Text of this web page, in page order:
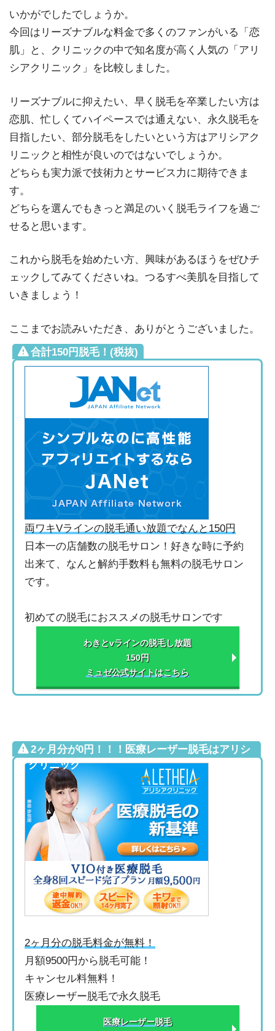
いかがでしたでしょうか。
今回はリーズナブルな料金で多くのファンがいる「恋
肌」と、クリニックの中で知名度が高く人気の「アリ
シアクリニック」を比較しました。
リーズナブルに抑えたい、早く脱毛を卒業したい方は
恋肌、忙しくてハイペースでは通えない、永久脱毛を
目指したい、部分脱毛をしたいという方はアリシアク
リニックと相性が良いのではないでしょうか。
どちらも実力派で技術力とサービス力に期待できま
す。
どちらを選んでもきっと満足のいく脱毛ライフを過ご
せると思います。
これから脱毛を始めたい方、興味があるほうをぜひチ
ェックしてみてくださいね。つるすべ美肌を目指して
いきましょう！
ここまでお読みいただき、ありがとうございました。
合計150円脱毛！(税抜)
両ワキVラインの脱毛通い放題でなんと150円
日本一の店舗数の脱毛サロン！好きな時に予約
出来て、なんと解約手数料も無料の脱毛サロン
です。
初めての脱毛におススメの脱毛サロンです
わきとvラインの脱毛し放題
150円
ミュゼ公式サイトはこちら
2ヶ月分が0円！！！医療レーザー脱毛はアリシ
アクリニック
2ヶ月分の脱毛料金が無料！
月額9500円から脱毛可能！
キャンセル料無料！
医療レーザー脱毛で永久脱毛
医療レーザー脱毛